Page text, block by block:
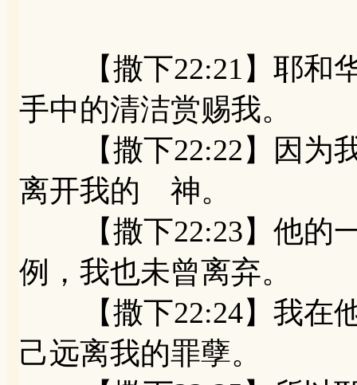
【撒下22:21】耶和华
手中的清洁赏赐我。
【撒下22:22】因为我
离开我的 神。
【撒下22:23】他的一
例，我也未曾离弃。
【撒下22:24】我在他
己远离我的罪孽。